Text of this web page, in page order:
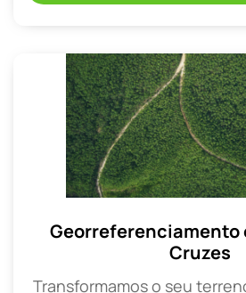
Georreferenciamento
Cruzes
Transformamos o seu